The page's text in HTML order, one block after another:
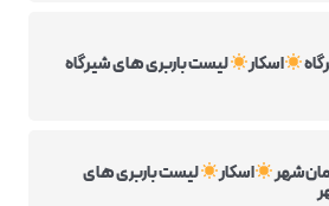
اسکار لیست باربری های شیرگاه
اسکار لیست باربری های